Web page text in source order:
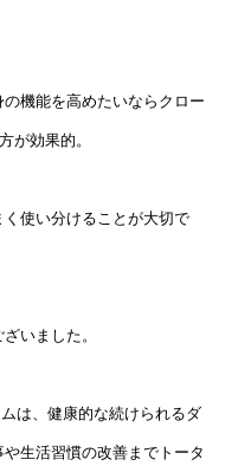
機能を高めたいならクロー
が効果的。
く使い分けることが大切で
いました。
は、健康的な続けられるダ
生活習慣の改善までトータ